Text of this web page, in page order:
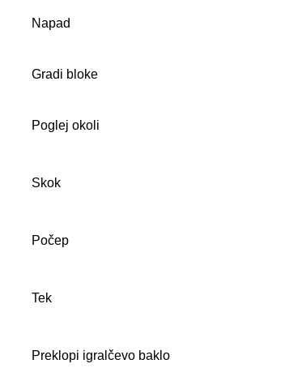
Napad
Gradi bloke
Poglej okoli
Skok
Počep
Tek
Preklopi igralčevo baklo